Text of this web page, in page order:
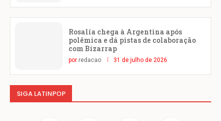
Rosalía chega à Argentina após
polêmica e dá pistas de colaboração
com Bizarrap
por redacao 31 de julho de 2026
SIGA LATINPOP